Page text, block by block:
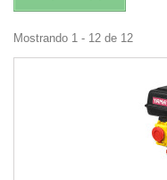
Mostrando 1 - 12 de 12